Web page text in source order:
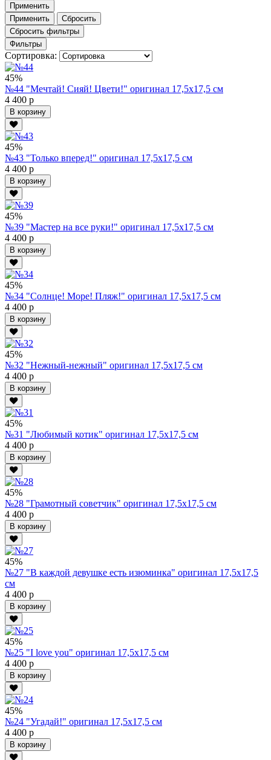
Применить
Применить
Сбросить
Сбросить фильтры
Фильтры
Сортировка:
45%
№44 "Мечтай! Сияй! Цвети!" оригинал 17,5х17,5 см
4 400 р
В корзину
45%
№43 "Только вперед!" оригинал 17,5х17,5 см
4 400 р
В корзину
45%
№39 "Мастер на все руки!" оригинал 17,5х17,5 см
4 400 р
В корзину
45%
№34 "Солнце! Море! Пляж!" оригинал 17,5х17,5 см
4 400 р
В корзину
45%
№32 "Нежный-нежный" оригинал 17,5х17,5 см
4 400 р
В корзину
45%
№31 "Любимый котик" оригинал 17,5х17,5 см
4 400 р
В корзину
45%
№28 "Грамотный советчик" оригинал 17,5х17,5 см
4 400 р
В корзину
45%
№27 "В каждой девушке есть изюминка" оригинал 17,5х17,5
см
4 400 р
В корзину
45%
№25 "I love you" оригинал 17,5х17,5 см
4 400 р
В корзину
45%
№24 "Угадай!" оригинал 17,5х17,5 см
4 400 р
В корзину